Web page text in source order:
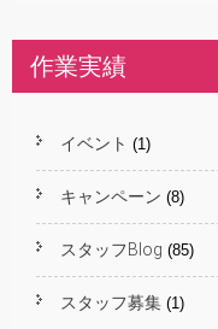
作業実績
イベント (1)
キャンペーン (8)
スタッフBlog (85)
スタッフ募集 (1)